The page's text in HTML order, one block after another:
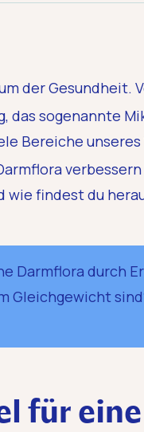
der Gesundheit.
das sogenannte
Bereiche
wie findest du
Darmflora durch
Gleichgewicht
für